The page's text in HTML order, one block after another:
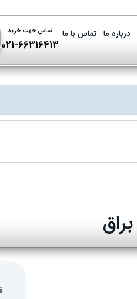
درباره ما تماس با ما تماس جهت خرید
021-66316413